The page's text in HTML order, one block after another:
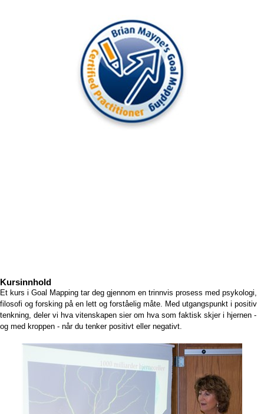
Kursinnhold
Et kurs i Goal Mapping tar deg gjennom en trinnvis prosess med psykologi,
filosofi og forsking på en lett og forståelig måte. Med utgangspunkt i positiv
tenkning, deler vi hva vitenskapen sier om hva som faktisk skjer i hjernen -
og med kroppen - når du tenker positivt eller negativt.